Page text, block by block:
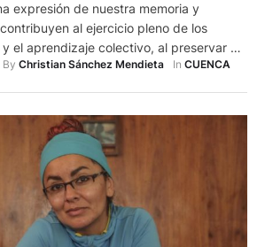
expresión de nuestra memoria y
al ejercicio pleno de los
el aprendizaje colectivo, al preservar y
nuestro pasado. El Ministerio de Cultura
By Christian Sánchez Mendieta In CUENCA